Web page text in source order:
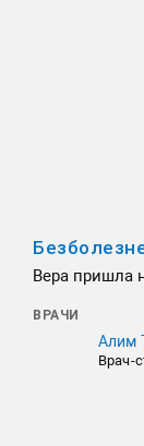
Вера пришла
ВРАЧИ
Алим
Врач-